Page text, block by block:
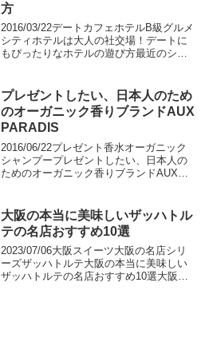
方
2016/03/22デートカフェホテルB級グルメ
シティホテルは大人の社交場！デートに
もぴったりなホテルの遊び方最近のシテ
にはドレスアップして、時にはカフェと
して、はたま...
プレゼントしたい、日本人のため
のオーガニック香りブランドAUX
PARADIS
2016/06/22プレゼント香水オーガニック
シャンプープレゼントしたい、日本人の
ためのオーガニック香りブランドAUX
ためを思って作られたオーガニッ...
大阪の本当に美味しいザッハトル
テの名店おすすめ10選
2023/07/06大阪スイーツ大阪の名店シリ
ーズザッハトルテ大阪の本当に美味しい
ザッハトルテの名店おすすめ10選大阪の